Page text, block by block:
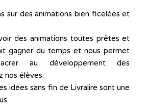
sur des animations bien ficelées et
des animations toutes prêtes et
gagner du temps et nous permet
au développement des
nos élèves.
idées sans fin de Livralire sont une